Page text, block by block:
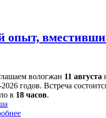
опыт,
вологжан 11 августа
2026 годов. Встреча
в 18 часов.